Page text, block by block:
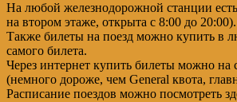
На любой железнодорожной станции
на втором этаже, открыта с 8:00 до 20:00).
Также билеты на поезд можно купить в
самого билета.
Через интернет купить билеты можно на
(немного дороже, чем General квота,
Расписание поездов можно посмотреть